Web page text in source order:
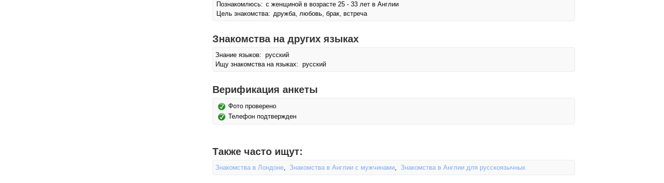
Познакомлюсь: с женщиной в возрасте 25 - 33 лет в Англии
Цель знакомства: дружба, любовь, брак, встреча
Знакомства на других языках
Знание языков: русский
Ищу знакомства на языках: русский
Верификация анкеты
Фото проверено
Телефон подтвержден
Также часто ищут:
Знакомства в Лондоне, Знакомства в Англии с мужчинами, Знакомства в Англии для русскоязычных